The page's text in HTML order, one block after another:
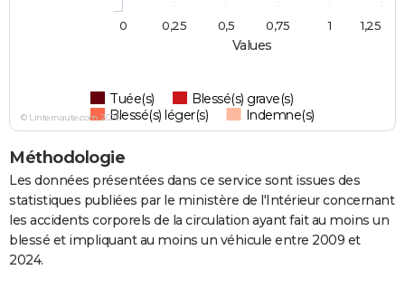
Values
Tuée(s)
Blessé(s) grave(s)
Blessé(s) léger(s)
Indemne(s)
0 1
0,25 0,5 0,75 1,25
© Linternaute.com 2026
Méthodologie
Les données présentées dans ce service sont issues des
statistiques publiées par le ministère de l'Intérieur concernant
les accidents corporels de la circulation ayant fait au moins un
blessé et impliquant au moins un véhicule entre 2009 et
2024.